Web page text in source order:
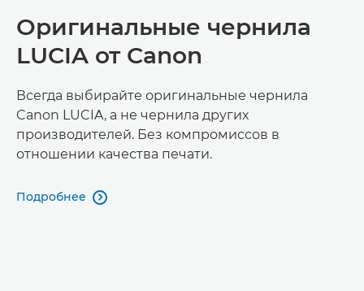
Оригинальные чернила
LUCIA от Canon
Всегда выбирайте оригинальные чернила
Canon LUCIA, а не чернила других
производителей. Без компромиссов в
отношении качества печати.
Подробнее 